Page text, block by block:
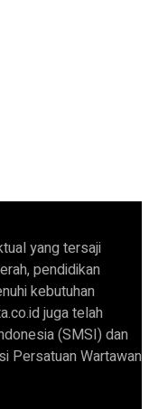
yang tersaji
pendidikan
kebutuhan
juga telah
(SMSI) dan
Persatuan Wartawan